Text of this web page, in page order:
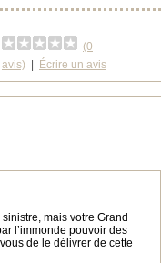
(0
avis)
Écrire un avis
mais votre Grand
l’immonde pouvoir des
de le délivrer de cette